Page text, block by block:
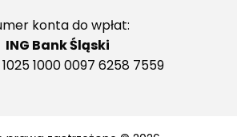
konta do wpłat:
ING Bank Śląski
1000 0097 6258 7559